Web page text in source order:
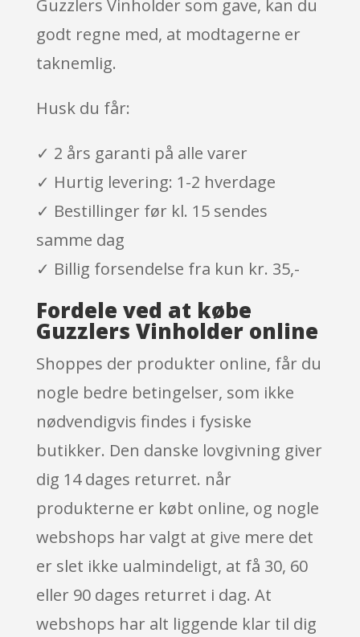
Guzzlers Vinholder som gave, kan du
godt regne med, at modtagerne er
taknemlig.
Husk du får:
✓ 2 års garanti på alle varer
✓ Hurtig levering: 1-2 hverdage
✓ Bestillinger før kl. 15 sendes
samme dag
✓ Billig forsendelse fra kun kr. 35,-
Fordele ved at købe
Guzzlers Vinholder online
Shoppes der produkter online, får du
nogle bedre betingelser, som ikke
nødvendigvis findes i fysiske
butikker. Den danske lovgivning giver
dig 14 dages returret. når
produkterne er købt online, og nogle
webshops har valgt at give mere det
er slet ikke ualmindeligt, at få 30, 60
eller 90 dages returret i dag. At
webshops har alt liggende klar til dig